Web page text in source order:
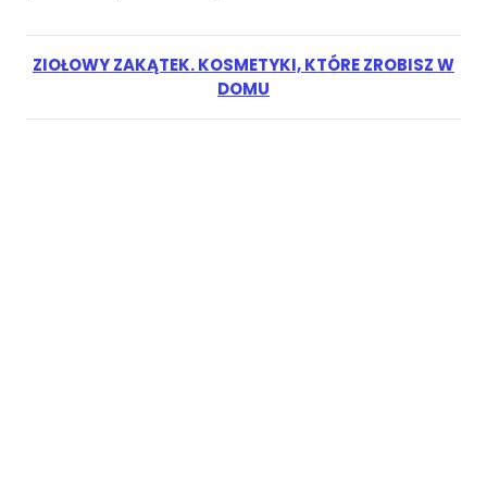
ZIOŁOWY ZAKĄTEK. KOSMETYKI, KTÓRE ZROBISZ W
DOMU